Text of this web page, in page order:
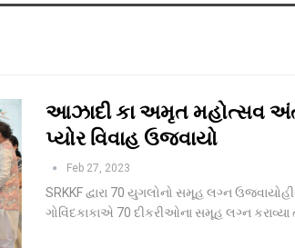
આઝાદી કા અમૃત મહોત્સવ
પ્યોર વિવાહ ઉજવાયો
Feb 27, 2023
SRKKF દ્વારા 70 યુગલોનો સમૂહ લગ્ન
ગોવિંદકાકાએ 70 દીકરીઓના સમૂહ લગ્ન કરાવ્યા